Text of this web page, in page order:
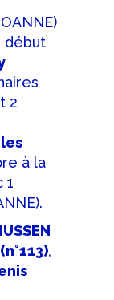
début
2
à la
1
,